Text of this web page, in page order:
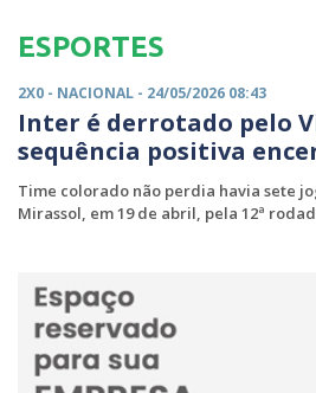
ESPORTES
2X0 - NACIONAL - 24/05/2026 08:43
Inter é derrotado pelo
sequência positiva
Time colorado não perdia havia sete
Mirassol, em 19 de abril, pela 12ª